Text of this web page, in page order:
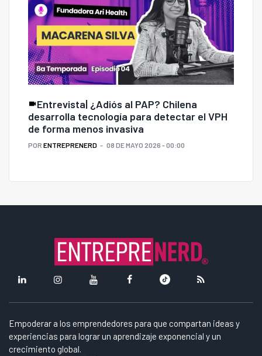
Entrevista| ¿Adiós al PAP? Chilena
desarrolla tecnología para detectar el VPH
de forma menos invasiva
POR ENTREPRENERD 08 DE MAYO 2026 - 00:00
Empoderar a los emprendedores para que compartan ideas y
experiencias para lograr un aprendizaje exponencial y un
crecimiento global.